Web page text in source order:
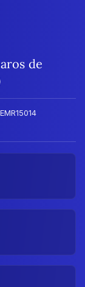
de
EMR15014